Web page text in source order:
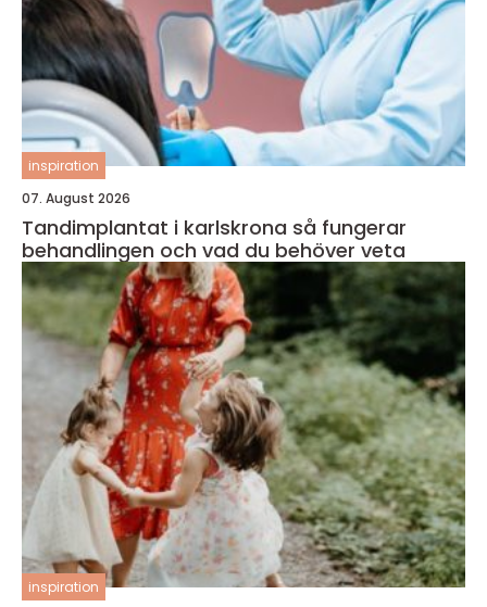
inspiration
07. August 2026
Tandimplantat i karlskrona så fungerar
behandlingen och vad du behöver veta
inspiration